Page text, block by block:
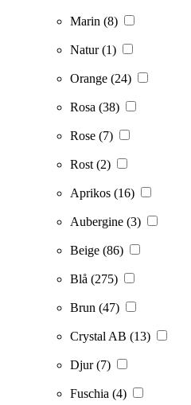
Marin (8)
Natur(1)
Orange (24)
Rosa (38)
Rose (7)
Rost (2)
Aprikos (16)
Aubergine (3)
Beige (86)
Blå (275)
Brun (47)
Crystal AB (13)
Djur(7)
Fuschia (4)